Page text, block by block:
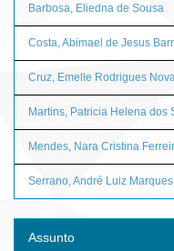
Barbosa, Eliedna de Sousa
Costa, Abimael de Jesus
Cruz, Emelle Rodrigues
Martins, Patricia Helena dos
Mendes, Nara Cristina
Serrano, André Luiz Marques
Assunto